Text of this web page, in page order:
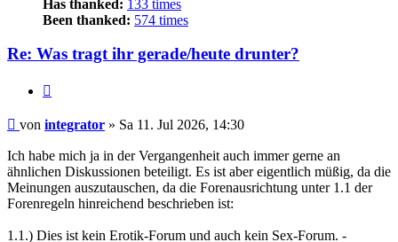
Has thanked: 133 times
Been thanked: 574 times
Re: Was tragt ihr gerade/heute drunter?
Beitrag
von integrator » Sa 11. Jul 2026, 14:30
Ich habe mich ja in der Vergangenheit auch immer gerne an
ähnlichen Diskussionen beteiligt. Es ist aber eigentlich müßig, da die
Meinungen auszutauschen, da die Forenausrichtung unter 1.1 der
Forenregeln hinreichend beschrieben ist:
1.1.) Dies ist kein Erotik-Forum und auch kein Sex-Forum. -